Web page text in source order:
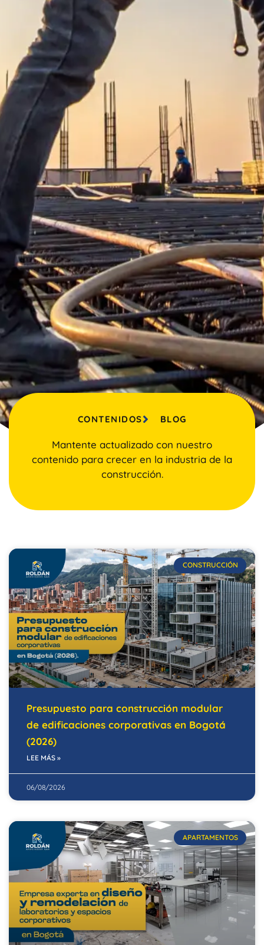
CONTENIDOS BLOG
Mantente actualizado con nuestro
contenido para crecer en la industria de la
construcción.
CONSTRUCCIÓN
Presupuesto para construcción modular
de edificaciones corporativas en Bogotá
(2026)
LEE MÁS »
06/08/2026
APARTAMENTOS